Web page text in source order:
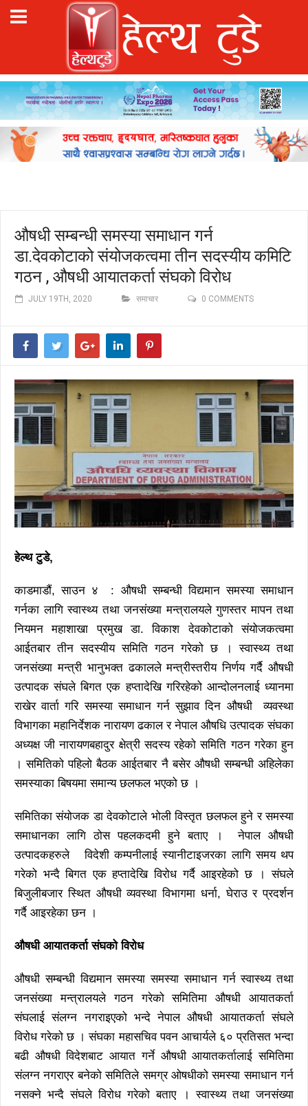
औषधी सम्बन्धी समस्या समाधान गर्न
डा.देवकोटाको संयोजकत्वमा तीन सदस्यीय कमिटि
गठन , औषधी आयातकर्ता संघको विरोध
JULY 19TH, 2020 समाचार 0 COMMENTS
हेल्थ टुडे,
काडमाडौं, साउन ४ : औषधी सम्बन्धी विद्यमान समस्या समाधान
गर्नका लागि स्वास्थ्य तथा जनसंख्या मन्त्रालयले गुणस्तर मापन तथा
नियमन महाशाखा प्रमुख डा. विकाश देवकोटाको संयोजकत्वमा
आईतबार तीन सदस्यीय समिति गठन गरेको छ । स्वास्थ्य तथा
जनसंख्या मन्त्री भानुभक्त ढकालले मन्त्रीस्तरीय निर्णय गर्दै औषधी
उत्पादक संघले बिगत एक हप्तादेखि गरिरहेको आन्दोलनलाई ध्यानमा
राखेर वार्ता गरि समस्या समाधान गर्न सुझाव दिन औषधी व्यवस्था
विभागका महानिर्देशक नारायण ढकाल र नेपाल औषधि उत्पादक संघका
अध्यक्ष जी नारायणबहादुर क्षेत्री सदस्य रहेको समिति गठन गरेका हुन
। समितिको पहिलो बैठक आईतबार नै बसेर औषधी सम्बन्धी अहिलेका
समस्याका बिषयमा समान्य छलफल भएको छ ।
समितिका संयोजक डा देवकोटाले भोली विस्तृत छलफल हुने र समस्या
समाधानका लागि ठोस पहलकदमी हुने बताए । नेपाल औषधी
उत्पादकहरुले विदेशी कम्पनीलाई स्यानीटाइजरका लागि समय थप
गरेको भन्दै बिगत एक हप्तादेखि विरोध गर्दै आइरहेको छ । संघले
बिजुलीबजार स्थित औषधी व्यवस्था विभागमा धर्ना, घेराउ र प्रदर्शन
गर्दै आइरहेका छन ।
औषधी आयातकर्ता संघको विरोध
औषधी सम्बन्धी विद्यमान समस्या समस्या समाधान गर्न स्वास्थ्य तथा
जनसंख्या मन्त्रालयले गठन गरेको समितिमा औषधी आयातकर्ता
संघलाई संलग्न नगराइएको भन्दे नेपाल औषधी आयातकर्ता संघले
विरोध गरेको छ । संघका महासचिव पवन आचार्यले ६० प्रतिसत भन्दा
बढी औषधी विदेशबाट आयात गर्ने औषधी आयातकर्तालाई समितिमा
संलग्न नगराएर बनेको समितिले समग्र ओषधीको समस्या समाधान गर्न
नसक्ने भन्दै संघले विरोध गरेको बताए । स्वास्थ्य तथा जनसंख्या